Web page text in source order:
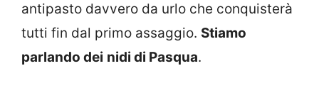
antipasto davvero da urlo che conquisterà
tutti fin dal primo assaggio. Stiamo
parlando dei nidi di Pasqua.